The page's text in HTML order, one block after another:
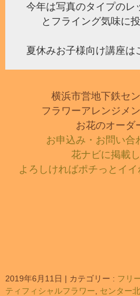
今年は写真のタイプのレ
とフライング気味に
夏休みお子様向け講座は
横浜市営地下鉄セ
フラワーアレンジメ
お花のオーダ
お申込み・お問い合
花ナビに掲載
よろしければポチっとイ
2019年6月11日 | カテゴリー : フリ
ティフィシャルフラワー
センター北